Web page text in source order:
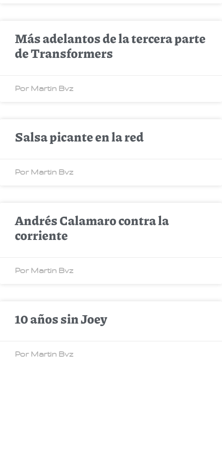
Más adelantos de la tercera parte
de Transformers
Por Martin Bvz
Salsa picante en la red
Por Martin Bvz
Andrés Calamaro contra la
corriente
Por Martin Bvz
10 años sin Joey
Por Martin Bvz